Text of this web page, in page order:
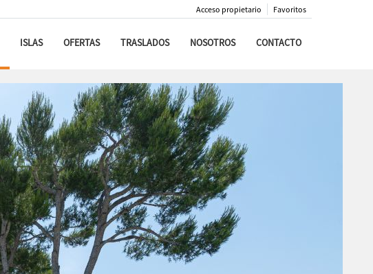
Favoritos
Acceso propietario
ISLAS OFERTAS TRASLADOS NOSOTROS CONTACTO